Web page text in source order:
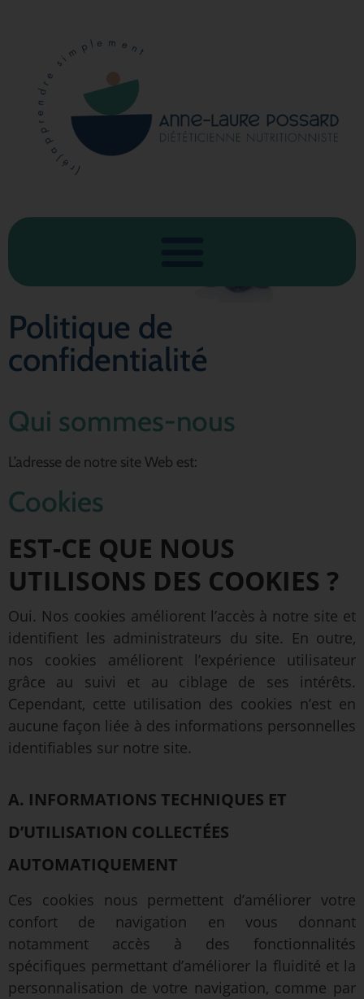
Politique de
confidentialité
Qui sommes-nous
L’adresse de notre site Web est:
Cookies
EST-CE QUE NOUS
UTILISONS DES COOKIES ?
Oui. Nos cookies améliorent l’accès à notre site et
identifient les administrateurs du site. En outre,
nos cookies améliorent l’expérience utilisateur
grâce au suivi et au ciblage de ses intérêts.
Cependant, cette utilisation des cookies n’est en
aucune façon liée à des informations personnelles
identifiables sur notre site.
A. INFORMATIONS TECHNIQUES ET
D’UTILISATION COLLECTÉES
AUTOMATIQUEMENT
Ces cookies nous permettent d’améliorer votre
confort de navigation en vous donnant
notamment accès à des fonctionnalités
spécifiques permettant d’améliorer la fluidité et la
personnalisation de votre navigation, comme par